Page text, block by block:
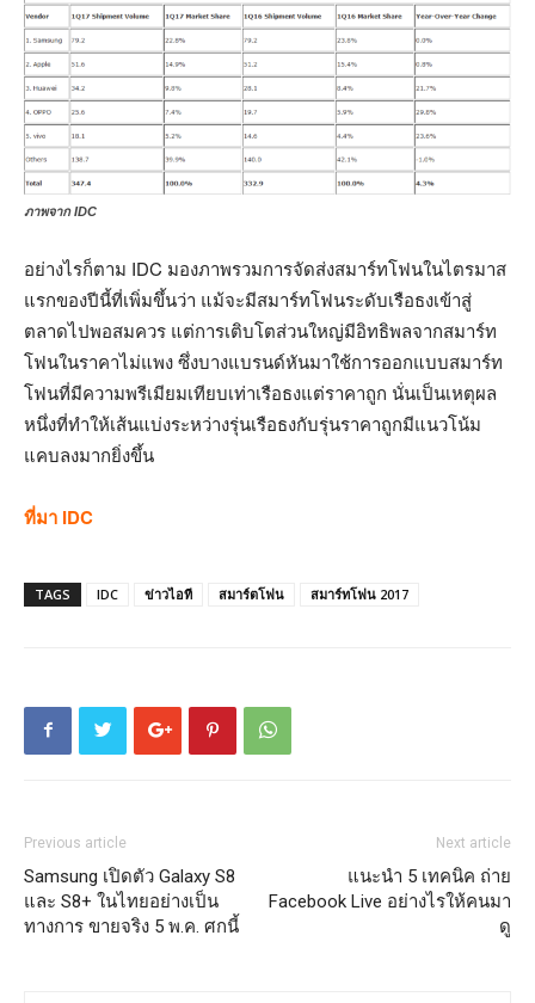
ภาพจาก IDC
อย่างไรก็ตาม IDC มองภาพรวมการจัดส่งสมาร์ทโฟนในไตรมาส
แรกของปีนี้ที่เพิ่มขึ้นว่า แม้จะมีสมาร์ทโฟนระดับเรือธงเข้าสู่
ตลาดไปพอสมควร แต่การเติบโตส่วนใหญ่มีอิทธิพลจากสมาร์ท
โฟนในราคาไม่แพง ซึ่งบางแบรนด์หันมาใช้การออกแบบสมาร์ท
โฟนที่มีความพรีเมียมเทียบเท่าเรือธงแต่ราคาถูก นั่นเป็นเหตุผล
หนึ่งที่ทำให้เส้นแบ่งระหว่างรุ่นเรือธงกับรุ่นราคาถูกมีแนวโน้ม
แคบลงมากยิ่งขึ้น
ที่มา IDC
TAGS IDC ข่าวไอที สมาร์ตโฟน สมาร์ทโฟน 2017
Previous article
Samsung เปิดตัว Galaxy S8
และ S8+ ในไทยอย่างเป็น
ทางการ ขายจริง 5 พ.ค. ศกนี้
Next article
แนะนำ 5 เทคนิค ถ่าย
Facebook Live อย่างไรให้คนมา
ดู